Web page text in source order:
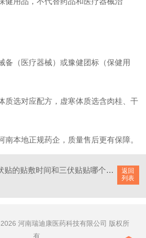
备（医疗器械）或豫健团标（保健用
质选对应配方，虚寒体质选含肉桂、干
南本地正规药企，质量售后更有保障。
返回
列表
的贴敷时间和三伏贴贴哪个部位？ 下
河南瑞迪康医药科技有限公司 版权所
有